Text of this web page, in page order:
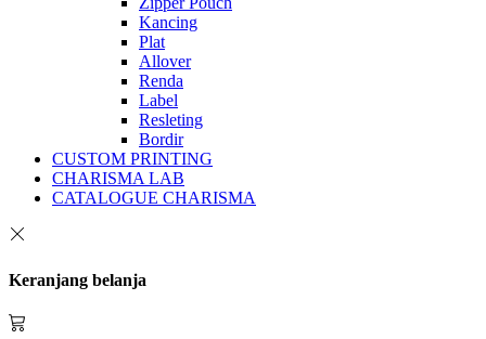
Kancing
Plat
Allover
Renda
Label
Resleting
Bordir
CUSTOM PRINTING
CHARISMA LAB
CATALOGUE CHARISMA
Keranjang belanja